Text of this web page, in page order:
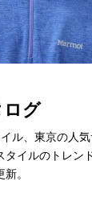
ログ
ル、東京の人
タイルのトレン
。